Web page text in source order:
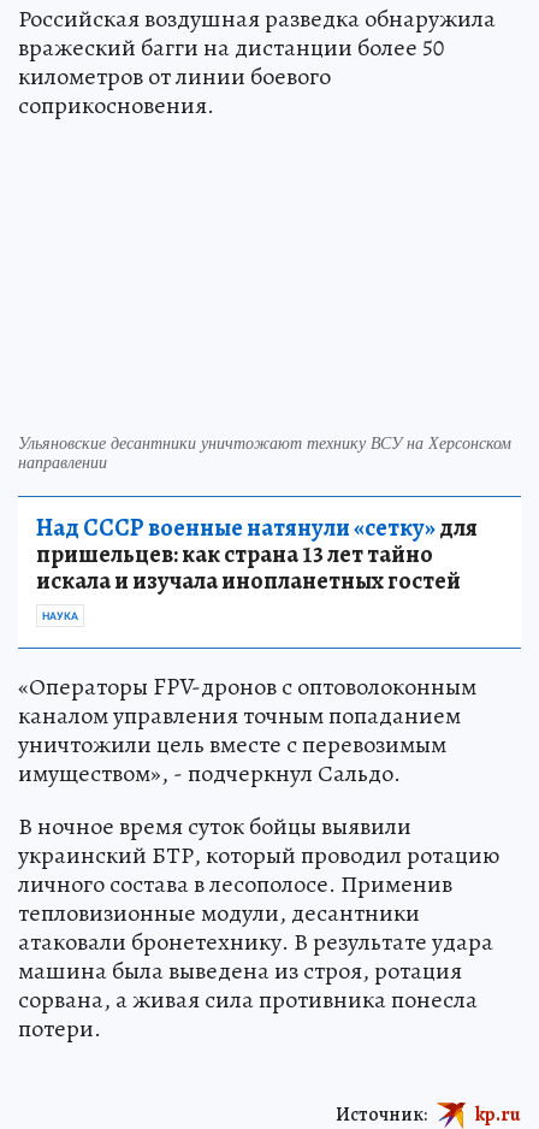
Российская воздушная разведка обнаружила
вражеский багги на дистанции более 50
километров от линии боевого
соприкосновения.
Ульяновские десантники уничтожают технику ВСУ на Херсонском
направлении
Над СССР военные натянули «сетку»для
пришельцев: как страна 13 лет тайно
искала и изучала инопланетных гостей
НАУКА
«Операторы FPV-дронов с оптоволоконным
каналом управления точным попаданием
уничтожили цель вместе с перевозимым
имуществом», - подчеркнул Сальдо.
В ночное время суток бойцы выявили
украинский БТР, который проводил ротацию
личного состава в лесополосе. Применив
тепловизионные модули, десантники
атаковали бронетехнику. В результате удара
машина была выведена из строя, ротация
сорвана, а живая сила противника понесла
потери.
Источник: kp.ru